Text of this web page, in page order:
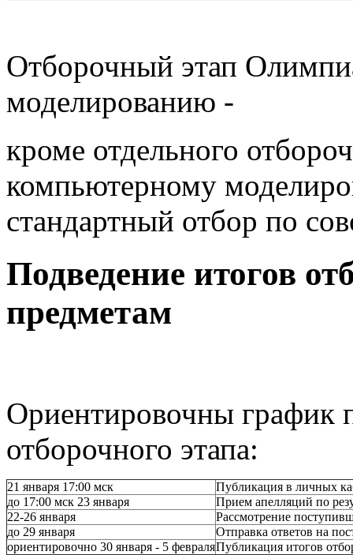
Отборочный этап
моделированию -
кроме отдельного
компьютерному
стандартный отбор по
Подведение итогов
предметам
Ориентировочны график
отборочного этапа:
21 января 17:00 мск
Публикация в личных
до 17:00 мск 23 января
Прием апелляций по
22-26 января
Рассмотрение
до 29 января
Отправка ответов на
ориентировочно 30 января - 5 февраляПубликация итогов